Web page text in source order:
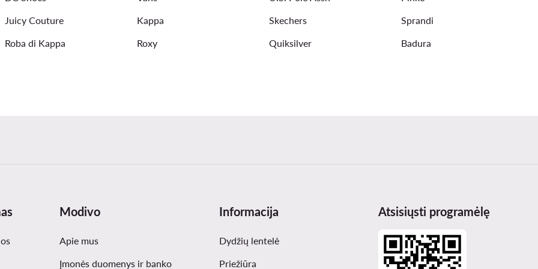
Juicy Couture
Kappa Skechers
Sprandi
Roba di Kappa
Roxy Quiksilver Badura
Modivo
Apie mus
Įmonės duomenys ir banko
Informacija
Dydžių lentelė
Priežiūra
Atsisiųsti programėlę